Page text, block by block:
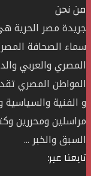
من نحن
جريدة مصر الحرية
سماء الصحافة
المصري والعربي
المواطن المصري
و الفنية
مراسلين ومحررين
السبق والخبر ...
تابعنا عبر: